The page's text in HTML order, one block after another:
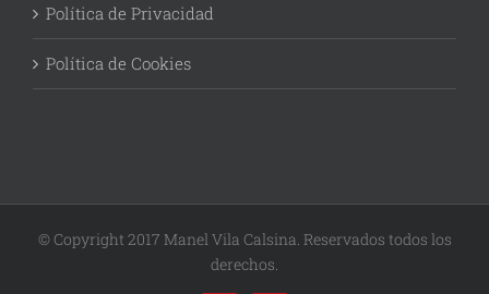
Política de Privacidad
Política de Cookies
© Copyright 2017 Manel Vila Calsina. Reservados todos los
derechos.